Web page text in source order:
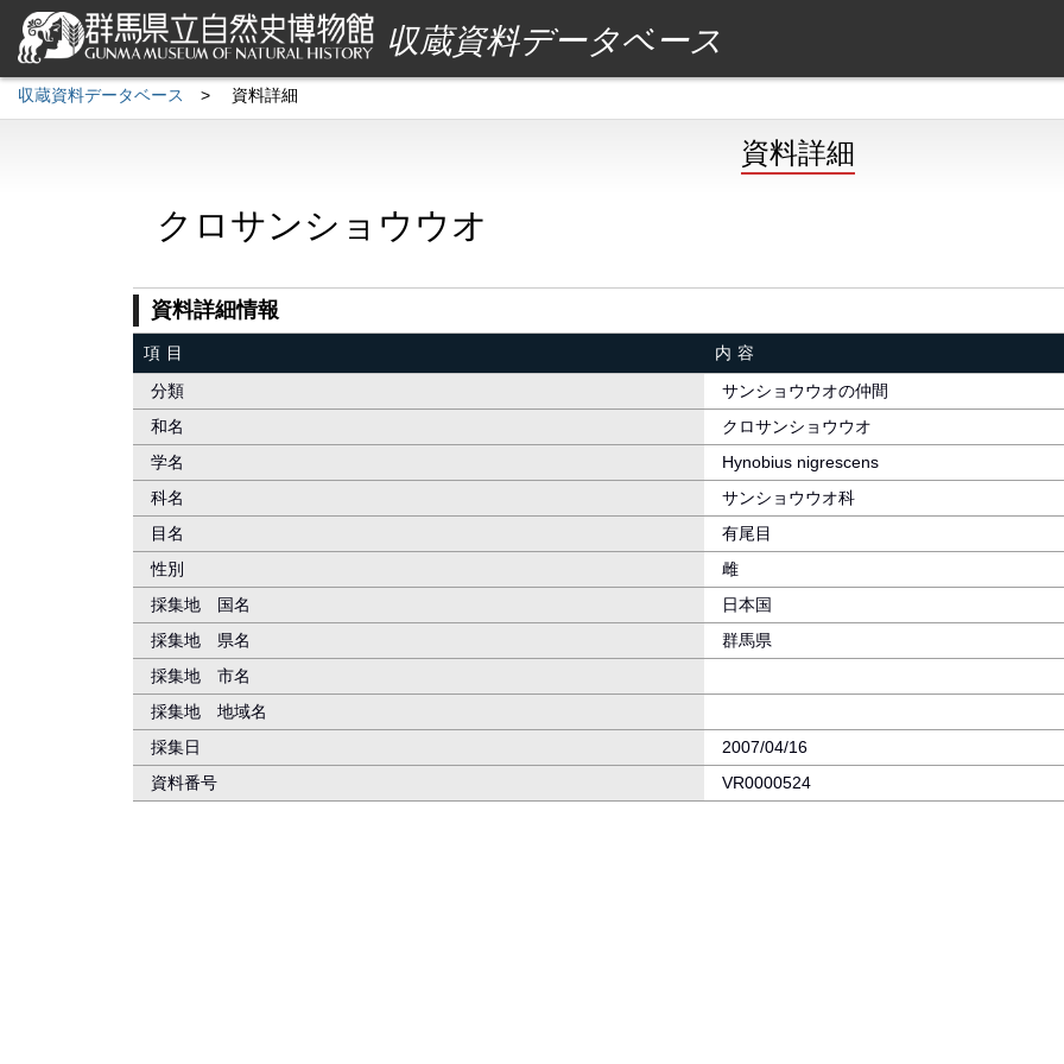
収蔵資料データベース
収蔵資料データベース > 資料詳細
資料詳細
クロサンショウウオ
資料詳細情報
項目
内容
分類
サンショウウオの仲間
和名
クロサンショウウオ
学名
Hynobius nigrescens
科名
サンショウウオ科
目名
有尾目
性別
雌
採集地 国名
日本国
採集地 県名
群馬県
採集地 市名
採集地 地域名
採集日
2007/04/16
資料番号
VR0000524